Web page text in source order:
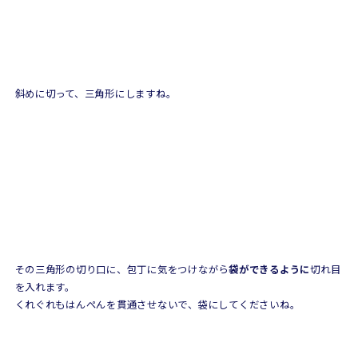
斜めに切って、三角形にしますね。
その三角形の切り口に、包丁に気をつけながら袋ができるように切れ目
を入れます。
くれぐれもはんぺんを貫通させないで、袋にしてくださいね。